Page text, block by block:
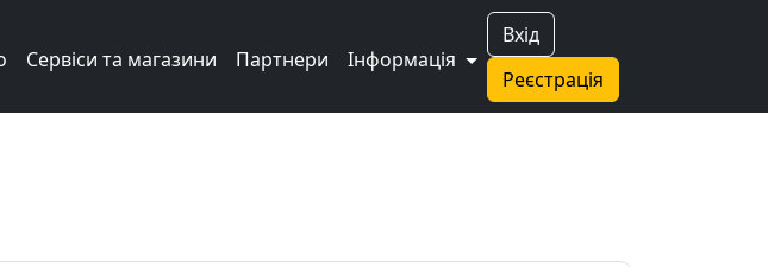
Вхід
Реєстрація
Сервіси та магазини Партнери Інформація